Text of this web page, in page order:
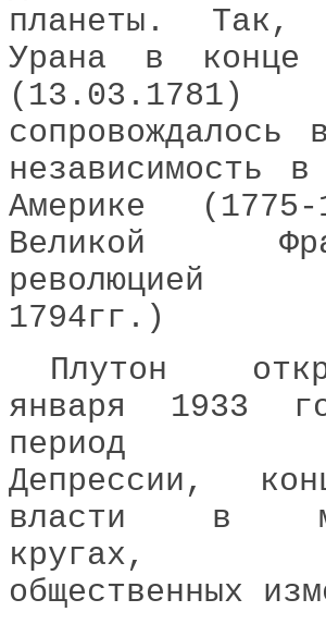
планеты. Так,
Урана в
(13.03.1781)
сопровождалось
независимость
Америке (1775-
Великой
1794гг.)
Плутон
января 1933
период
Депрессии,
власти в
кругах,
общественных